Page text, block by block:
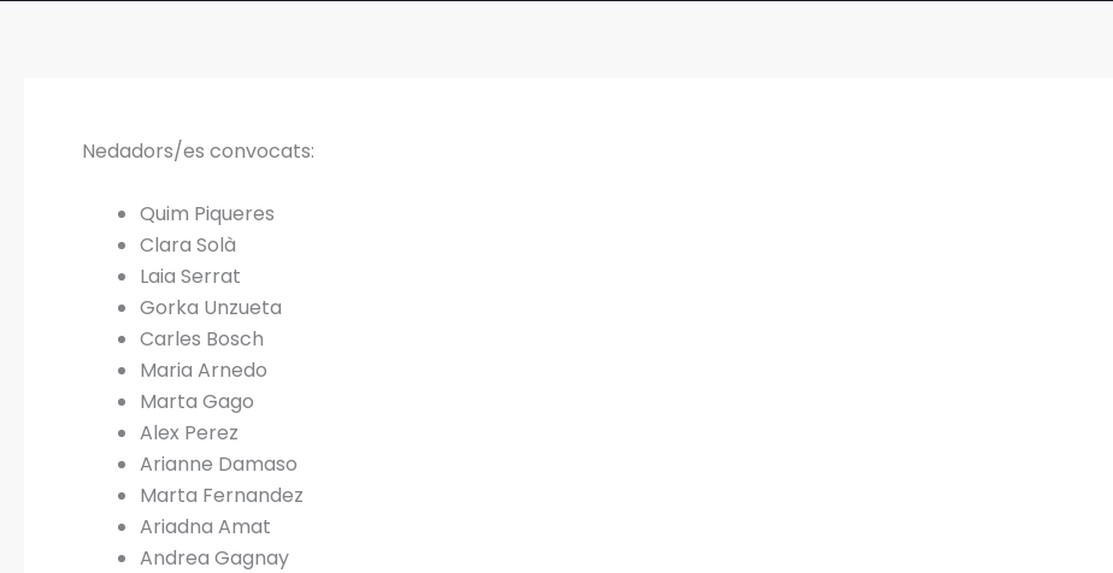
Nedadors/es convocats:
Quim Piqueres
Clara Solà
Laia Serrat
Gorka Unzueta
Carles Bosch
Maria Arnedo
Marta Gago
Alex Perez
Arianne Damaso
Marta Fernandez
Ariadna Amat
Andrea Gagnay